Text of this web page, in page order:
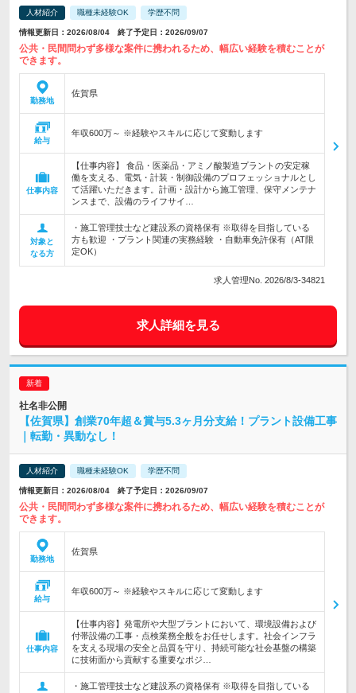
人材紹介 職種未経験OK 学歴不問
情報更新日：2026/08/04 終了予定日：2026/09/07
公共・民間問わず多様な案件に携われるため、幅広い経験を積むことが
できます。
勤務地
佐賀県
給与
年収600万～ ※経験やスキルに応じて変動します
仕事内容
【仕事内容】 食品・医薬品・アミノ酸製造プラントの安定稼
働を支える、電気・計装・制御設備のプロフェッショナルとし
て活躍いただきます。計画・設計から施工管理、保守メンテナ
ンスまで、設備のライフサイ…
対象と
なる方
・施工管理技士など建設系の資格保有 ※取得を目指している
方も歓迎 ・プラント関連の実務経験 ・自動車免許保有（AT限
定OK）
求人管理No. 2026/8/3-34821
求人詳細を見る
社名非公開
【佐賀県】創業70年超＆賞与5.3ヶ月分支給！プラント設備工事
｜転勤・異動なし！
人材紹介 職種未経験OK 学歴不問
情報更新日：2026/08/04 終了予定日：2026/09/07
公共・民間問わず多様な案件に携われるため、幅広い経験を積むことが
できます。
勤務地
佐賀県
給与
年収600万～ ※経験やスキルに応じて変動します
仕事内容
【仕事内容】発電所や大型プラントにおいて、環境設備および
付帯設備の工事・点検業務全般をお任せします。社会インフラ
を支える現場の安全と品質を守り、持続可能な社会基盤の構築
に技術面から貢献する重要なポジ…
・施工管理技士など建設系の資格保有 ※取得を目指している